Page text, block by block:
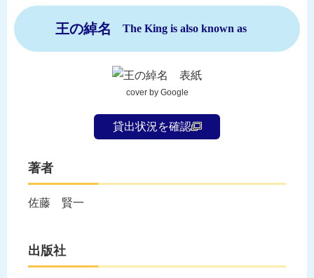
王の綽名 The King is also known as
cover by Google
貸出状況を確認
著者
佐藤 賢一
出版社